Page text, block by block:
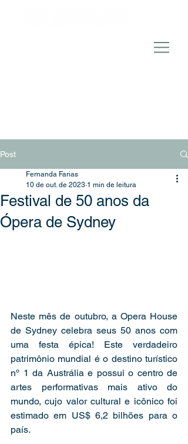
Post
Festival de 50 anos da
Ópera de Sydney
Fernanda Farias
10 de out. de 2023 1 min de leitura
Neste mês de outubro, a Opera House
de Sydney celebra seus 50 anos com
uma festa épica! Este verdadeiro
patrimônio mundial é o destino turístico
nº 1 da Austrália e possui o centro de
artes performativas mais ativo do
mundo, cujo valor cultural e icônico foi
estimado em US$ 6,2 bilhões para o
país.